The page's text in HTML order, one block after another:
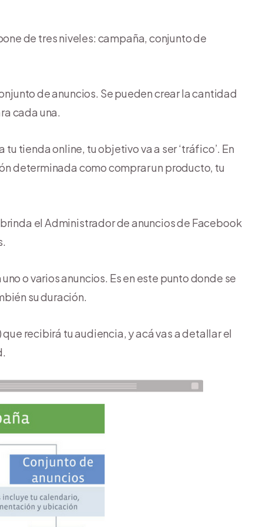
de tres niveles: campaña, conjunto de
de anuncios. Se pueden crear la cantidad
cada una.
tienda online, tu objetivo va a ser ‘tráfico’. En
determinada como comprar un producto, tu
el Administrador de anuncios de Facebook
o varios anuncios. Es en este punto donde se
su duración.
recibirá tu audiencia, y acá vas a detallar el